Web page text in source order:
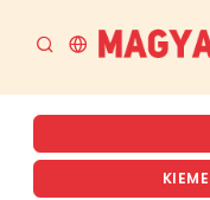
FŐOLDAL
AKTUÁLIS